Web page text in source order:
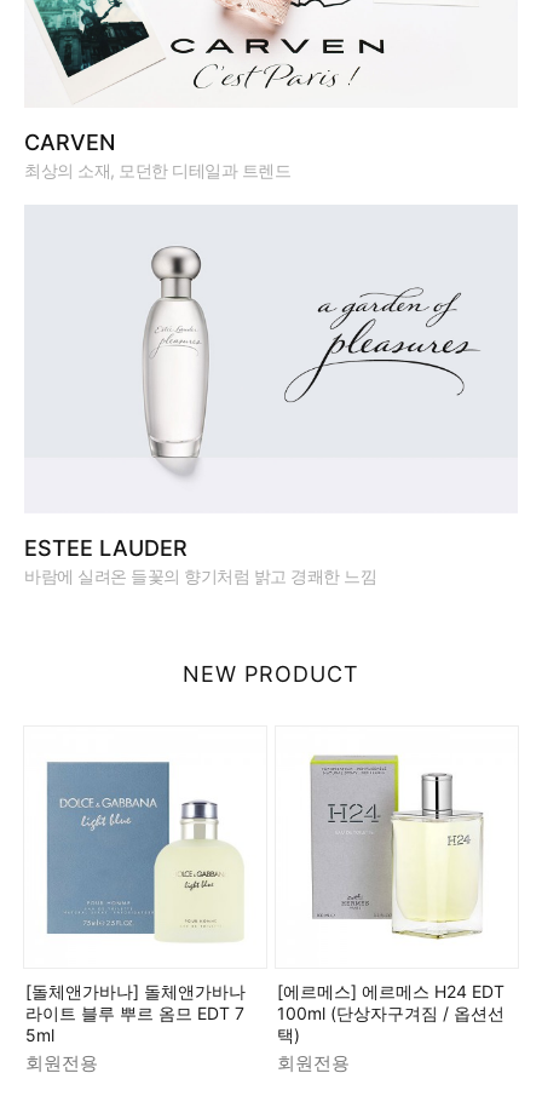
CARVEN
최상의 소재, 모던한 디테일과 트렌드
ESTEE LAUDER
바람에 실려온 들꽃의 향기처럼 밝고 경쾌한 느낌
NEW PRODUCT
[돌체앤가바나] 돌체앤가바나
라이트 블루 뿌르 옴므 EDT 7
5ml
회원전용
[에르메스] 에르메스 H24 EDT
100ml (단상자구겨짐 / 옵션선
택)
회원전용